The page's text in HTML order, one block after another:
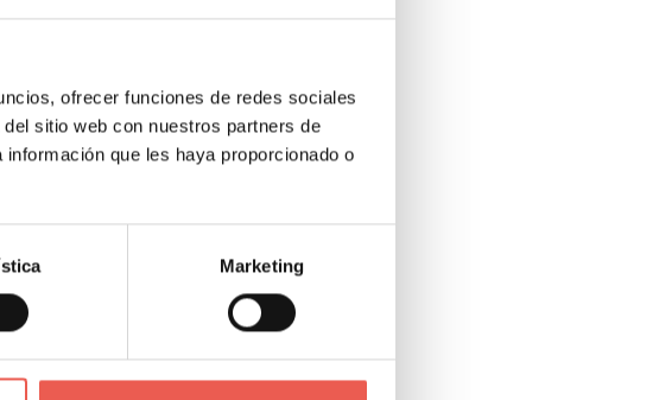
ofrecer funciones de redes sociales
sitio web con nuestros partners de
que les haya proporcionado o
Marketing
en la tercera P.
en todos los